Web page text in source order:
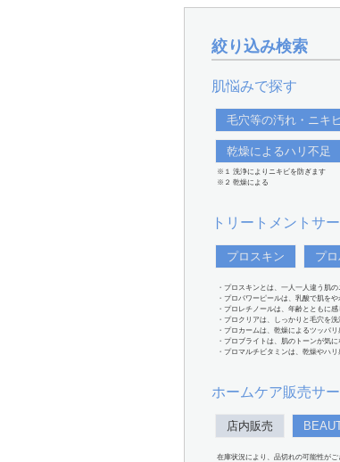
絞り込み検索
肌悩みで探す
毛穴等の汚れ・ニキ
乾燥によるハリ不足
※１ 洗浄によりニキビを防ぎます
※２ 乾燥による
トリートメントサ
プロスキン プ
・プロスキンとは、一人一人違う肌
・プロパワーピールは、乳酸で肌を
・プロレチノールは、年齢とともに
・プロクリアは、しっかりと毛穴を
・プロカームは、乾燥によるツッパ
・プロブライトは、肌のトーンが気
・プロマルチビタミンは、乾燥やハ
ホームケア販売サ
店内販売
在庫状況により、品切れの可能性が